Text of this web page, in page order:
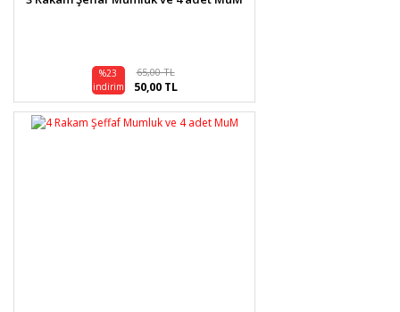
%23
indirim
65,00 TL
50,00 TL